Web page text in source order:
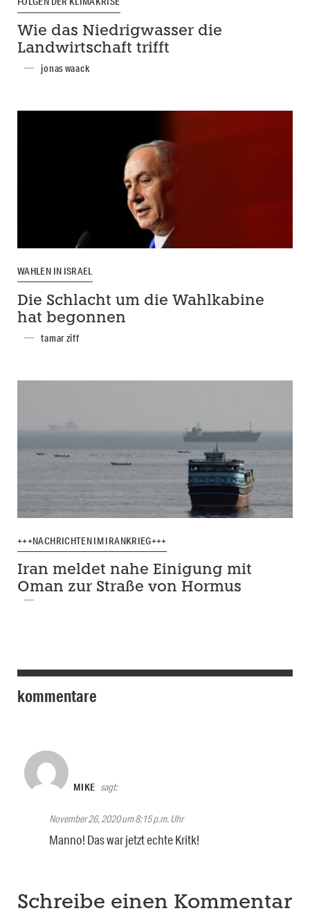
Wie das Niedrigwasser die
Landwirtschaft trifft
jonas waack
WAHLEN IN ISRAEL
Die Schlacht um die Wahlkabine
hat begonnen
tamar ziff
+++NACHRICHTEN IM IRANKRIEG+++
Iran meldet nahe Einigung mit
Oman zur Straße von Hormus
kommentare
MIKE sagt:
November 26, 2020 um 8:15 p.m. Uhr
Manno! Das war jetzt echte Kritk!
Schreibe einen Kommentar